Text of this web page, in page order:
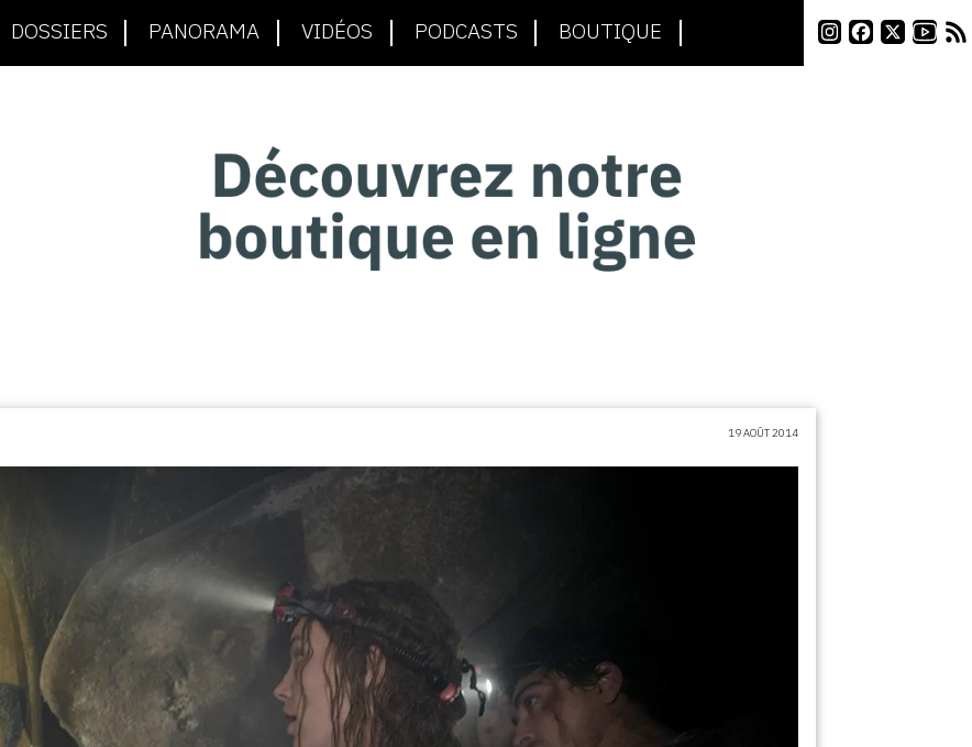
DOSSIERS PANORAMA VIDÉOS PODCASTS BOUTIQUE
19 AOÛT 2014